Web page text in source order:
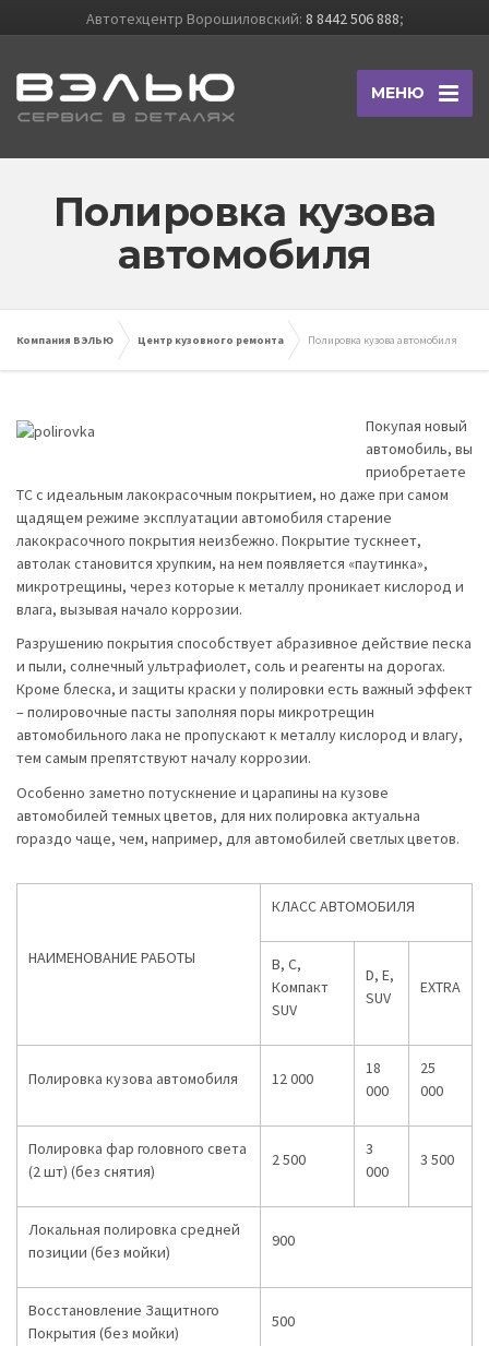
Автотехцентр Ворошиловский: 8 8442 506 888;
МЕНЮ
Полировка кузова
автомобиля
Компания ВЭЛЬЮ Центр кузовного ремонта Полировка кузова автомобиля
Покупая новый
автомобиль, вы
приобретаете
ТС с идеальным лакокрасочным покрытием, но даже при самом
щадящем режиме эксплуатации автомобиля старение
лакокрасочного покрытия неизбежно. Покрытие тускнеет,
автолак становится хрупким, на нем появляется «паутинка»,
микротрещины, через которые к металлу проникает кислород и
влага, вызывая начало коррозии.
Разрушению покрытия способствует абразивное действие песка
и пыли, солнечный ультрафиолет, соль и реагенты на дорогах.
Кроме блеска, и защиты краски у полировки есть важный эффект
– полировочные пасты заполняя поры микротрещин
автомобильного лака не пропускают к металлу кислород и влагу,
тем самым препятствуют началу коррозии.
Особенно заметно потускнение и царапины на кузове
автомобилей темных цветов, для них полировка актуальна
гораздо чаще, чем, например, для автомобилей светлых цветов.
НАИМЕНОВАНИЕ РАБОТЫ
КЛАСС АВТОМОБИЛЯ
В, С,
Компакт
SUV
D, E,
SUV
EXTRA
Полировка кузова автомобиля 12 000
18
000
25
000
Полировка фар головного света
(2 шт) (без снятия)
2 500
3
000
3 500
Локальная полировка средней
позиции (без мойки)
900
Восстановление Защитного
Покрытия (без мойки)
500